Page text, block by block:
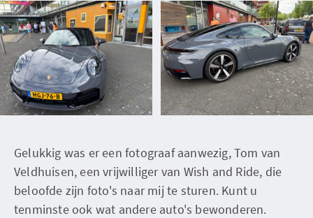
Gelukkig was er een fotograaf aanwezig, Tom van
Veldhuisen, een vrijwilliger van Wish and Ride, die
beloofde zijn foto's naar mij te sturen. Kunt u
tenminste ook wat andere auto's bewonderen.